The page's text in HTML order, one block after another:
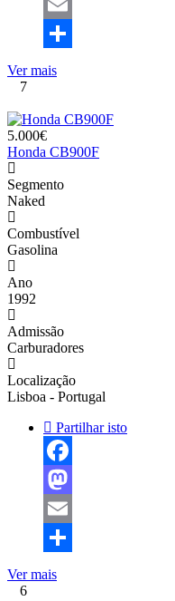
Mastodon
Email
Share
Ver mais
7
5.000€
Honda CB900F
Segmento
Naked
Combustível
Gasolina
Ano
1992
Admissão
Carburadores
Localização
Lisboa - Portugal
Partilhar isto
Facebook
Mastodon
Email
Share
Ver mais
6